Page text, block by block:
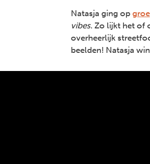
Natasja ging op
vibes. Zo lijkt het of
overheerlijk
beelden! Natasja